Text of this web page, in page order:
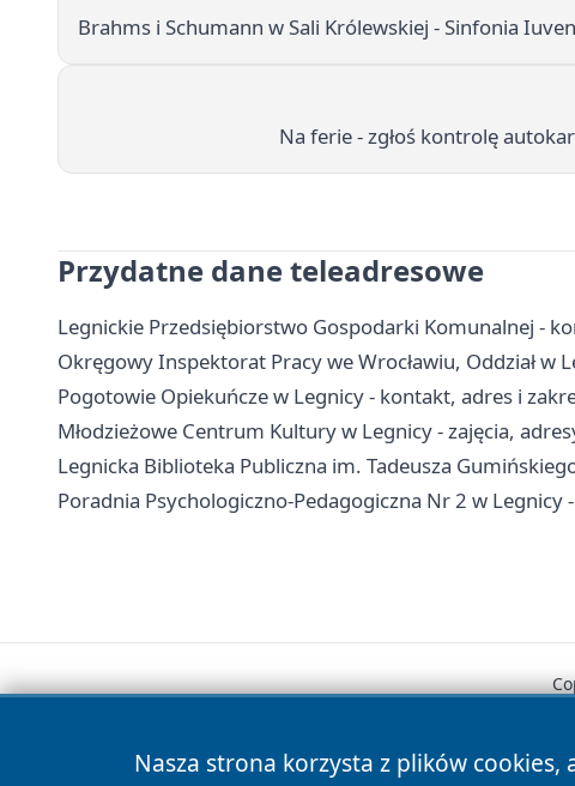
Brahms i Schumann w Sali Królewskiej - Sinfonia
Na ferie - zgłoś kontrolę
Przydatne dane teleadresowe
Legnickie Przedsiębiorstwo Gospodarki Komunalnej -
Okręgowy Inspektorat Pracy we Wrocławiu, Oddział w
Pogotowie Opiekuńcze w Legnicy - kontakt, adres i
Młodzieżowe Centrum Kultury w Legnicy - zajęcia,
Legnicka Biblioteka Publiczna im. Tadeusza
Poradnia Psychologiczno-Pedagogiczna Nr 2 w
Nasza strona korzysta z plików cookies,